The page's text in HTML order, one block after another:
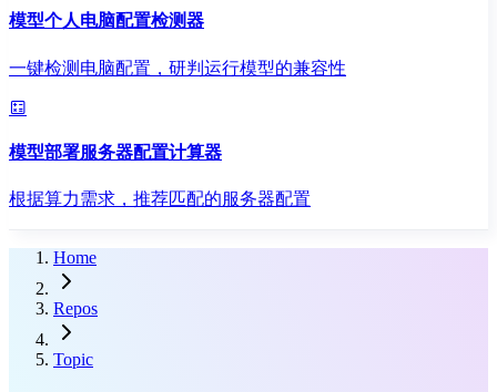
模型个人电脑配置检测器
一键检测电脑配置，研判运行模型的兼容性
模型部署服务器配置计算器
根据算力需求，推荐匹配的服务器配置
Home
Repos
Topic